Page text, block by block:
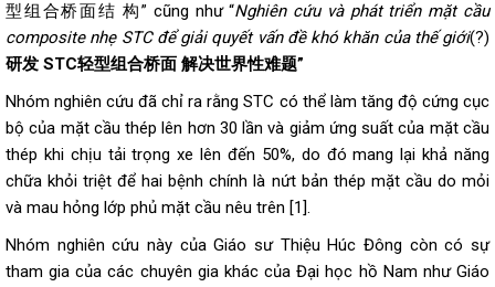
型组合桥面结 构” cũng như “Nghiên cứu và phát triển mặt cầu
composite nhẹ STC để giải quyết vấn đề khó khăn của thế giới(?)
研发 STC轻型组合桥面 解决世界性难题”
Nhóm nghiên cứu đã chỉ ra rằng STC có thể làm tăng độ cứng cục
bộ của mặt cầu thép lên hơn 30 lần và giảm ứng suất của mặt cầu
thép khi chịu tải trọng xe lên đến 50%, do đó mang lại khả năng
chữa khỏi triệt để hai bệnh chính là nứt bản thép mặt cầu do mỏi
và mau hỏng lớp phủ mặt cầu nêu trên [1].
Nhóm nghiên cứu này của Giáo sư Thiệu Húc Đông còn có sự
tham gia của các chuyên gia khác của Đại học hồ Nam như Giáo